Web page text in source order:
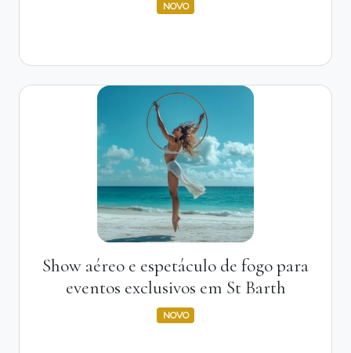
NOVO
Show aéreo e espetáculo de fogo para
eventos exclusivos em St Barth
NOVO